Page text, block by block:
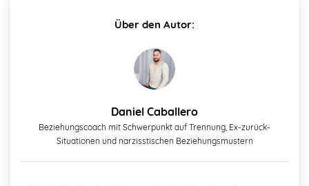
Über den Autor:
Daniel Caballero
Beziehungscoach mit Schwerpunkt auf Trennung, Ex-zurück-
Situationen und narzisstischen Beziehungsmustern